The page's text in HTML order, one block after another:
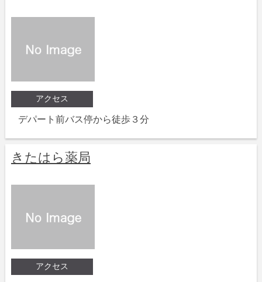
アクセス
デパート前バス停から徒歩３分
きたはら薬局
アクセス